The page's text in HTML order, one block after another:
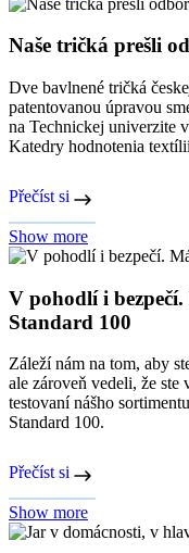
Naše tričká prešli
Dve bavlnené tričká
patentovanou úpravou
na Technickej univerzite
Katedry hodnotenia
Přečíst si
Show more
V pohodlí i
Standard 100
Záleží nám na tom, aby
ale zároveň vedeli, že ste
testovaní nášho
Standard 100.
Přečíst si
Show more